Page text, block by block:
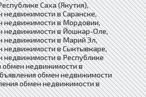
Саха (Якутия),
недвижимости в Саранске,
недвижимости в Мордовии,
недвижимости в Йошкар-Оле,
недвижимости в Марий Эл,
недвижимости в Сыктывкаре,
недвижимости в Республике
обмен недвижимости в
обмен недвижимости
обмен недвижимости в